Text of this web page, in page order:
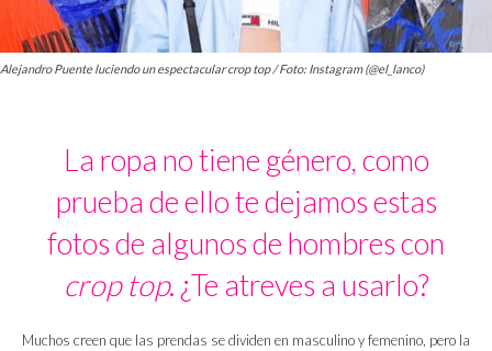
Alejandro Puente luciendo un espectacular crop top / Foto: Instagram (@el_lanco)
La ropa no tiene género, como
prueba de ello te dejamos estas
fotos de algunos de hombres con
crop top. ¿Te atreves a usarlo?
Muchos creen que las prendas se dividen en masculino y femenino, pero la